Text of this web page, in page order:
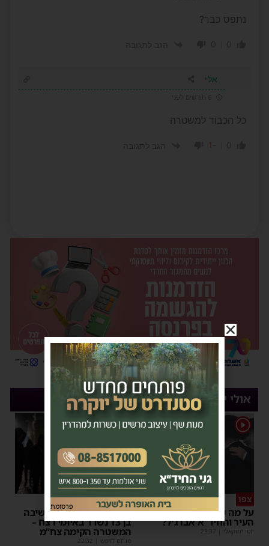
נתפס כבר?
אלי
כל הכבוד למשטרה
-1
אולי יעניין אותך
1
צפו
על מה שוחחו מ"מ ראש
העיר והחיד"א אברג׳ל?
יוסי יחזקאלי 23:37
פירות ההסתה
אימה באשדוד: בחור ישיבה
בן 13 נשדד באיומי רצח –
המשטרה הקימה צח”מ
מנחם דויטש 22:32
פרסומת